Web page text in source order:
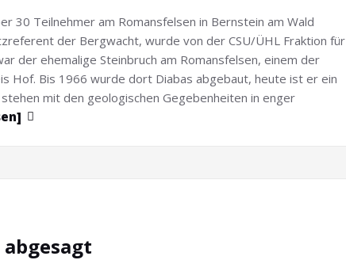
30 Teilnehmer am Romansfelsen in Bernstein am Wald
der Bergwacht, wurde von der CSU/ÜHL Fraktion für
der ehemalige Steinbruch am Romansfelsen, einem der
Hof. Bis 1966 wurde dort Diabas abgebaut, heute ist er ein
mit den geologischen Gegebenheiten in enger